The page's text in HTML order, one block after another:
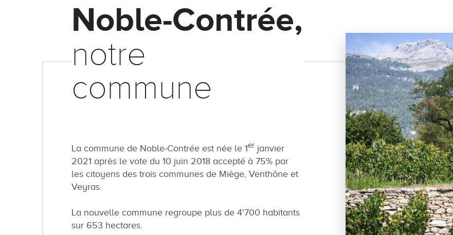
Noble-Contrée,
notre
commune
La commune de Noble-Contrée est née le 1er janvier
2021 après le vote du 10 juin 2018 accepté à 75% par
les citoyens des trois communes de Miège, Venthône et
Veyras.
La nouvelle commune regroupe plus de 4'700 habitants
sur 653 hectares.